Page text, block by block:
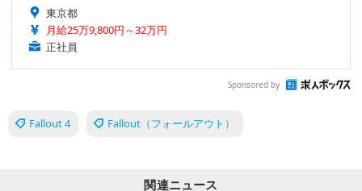
東京都
月給25万9,800円～32万円
正社員
Sponsored by
Fallout 4 Fallout（フォールアウト）
関連ニュース